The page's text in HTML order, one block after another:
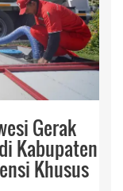
Gerak
Kabupaten
Khusus